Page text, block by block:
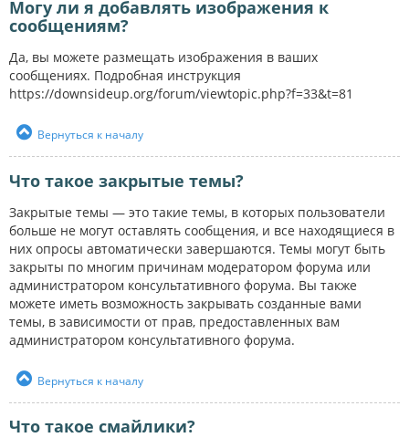
Могу ли я добавлять изображения к
сообщениям?
Да, вы можете размещать изображения в ваших
сообщениях. Подробная инструкция
https://downsideup.org/forum/viewtopic.php?f=33&t=81
Вернуться к началу
Что такое закрытые темы?
Закрытые темы — это такие темы, в которых пользователи
больше не могут оставлять сообщения, и все находящиеся в
них опросы автоматически завершаются. Темы могут быть
закрыты по многим причинам модератором форума или
администратором консультативного форума. Вы также
можете иметь возможность закрывать созданные вами
темы, в зависимости от прав, предоставленных вам
администратором консультативного форума.
Вернуться к началу
Что такое смайлики?